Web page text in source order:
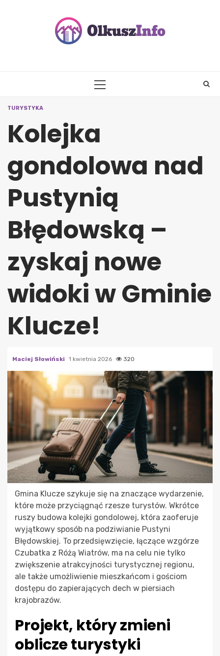
PRIMARY
TURYSTYKA
Kolejka
gondolowa nad
Pustynią
Błędowską –
zyskaj nowe
widoki w Gminie
Klucze!
Maciej Słowiński 1 kwietnia 2026 320
Gmina Klucze szykuje się na znaczące wydarzenie,
które może przyciągnąć rzesze turystów. Wkrótce
ruszy budowa kolejki gondolowej, która zaoferuje
wyjątkowy sposób na podziwianie Pustyni
Błędowskiej. To przedsięwzięcie, łączące wzgórze
Czubatka z Różą Wiatrów, ma na celu nie tylko
zwiększenie atrakcyjności turystycznej regionu,
ale także umożliwienie mieszkańcom i gościom
dostępu do zapierających dech w piersiach
krajobrazów.
Projekt, który zmieni
oblicze turystyki